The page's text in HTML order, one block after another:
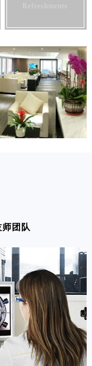
Refreshments
团队